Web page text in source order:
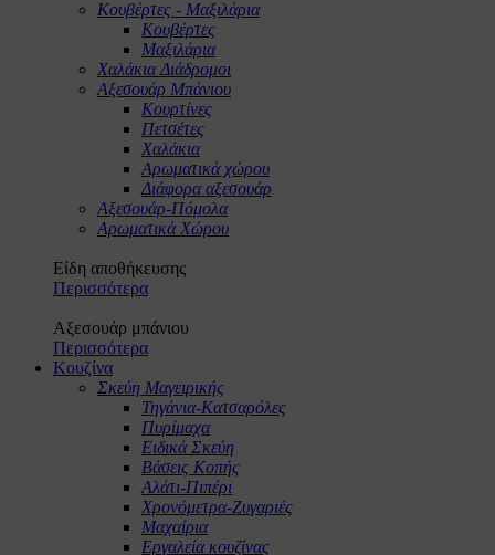
Κουβέρτες - Μαξιλάρια
Κουβέρτες
Μαξιλάρια
Χαλάκια Διάδρομοι
Αξεσουάρ Μπάνιου
Κουρτίνες
Πετσέτες
Χαλάκια
Αρωματικά χώρου
Διάφορα αξεσουάρ
Αξεσουάρ-Πόμολα
Αρωματικά Χώρου
Είδη αποθήκευσης
Περισσότερα
Αξεσουάρ μπάνιου
Περισσότερα
Κουζίνα
Σκεύη Μαγειρικής
Τηγάνια-Κατσαρόλες
Πυρίμαχα
Ειδικά Σκεύη
Βάσεις Κοπής
Αλάτι-Πιπέρι
Χρονόμετρα-Ζυγαριές
Μαχαίρια
Εργαλεία κουζίνας